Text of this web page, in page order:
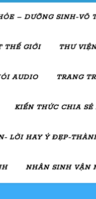
– DƯỠNG SINH-VÕ
THẾ GIỚI THƯ
AUDIO TRANG
KIẾN THỨC CHIA SẺ
LỜI HAY Ý ĐẸP-
NHÂN SINH VẬN